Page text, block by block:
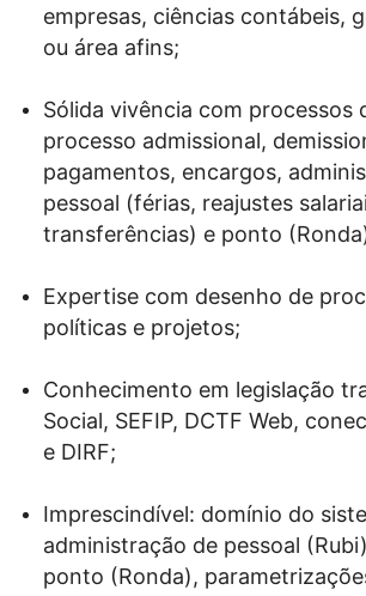
empresas, ciências contábeis,
ou área afins;
Sólida vivência com processos
processo admissional,
pagamentos, encargos,
pessoal (férias, reajustes
transferências) e ponto
Expertise com desenho de
políticas e projetos;
Conhecimento em legislação
Social, SEFIP, DCTF Web,
e DIRF;
Imprescindível: domínio do
administração de pessoal
ponto (Ronda),